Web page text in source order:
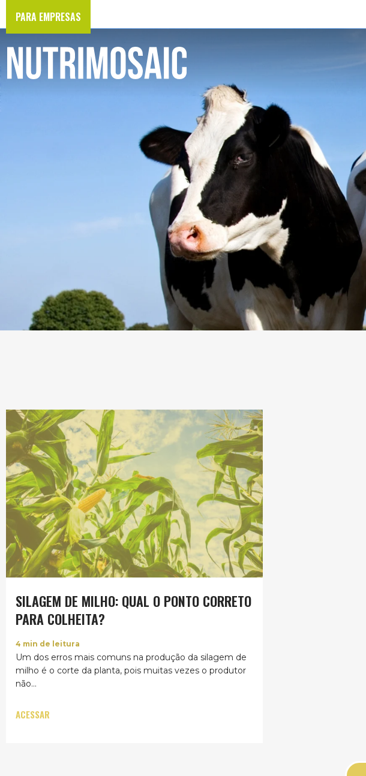
PARA EMPRESAS
SILAGEM DE MILHO: QUAL O PONTO CORRETO
PARA COLHEITA?
4 min de leitura
Um dos erros mais comuns na produção da silagem de
milho é o corte da planta, pois muitas vezes o produtor
não...
ACESSAR